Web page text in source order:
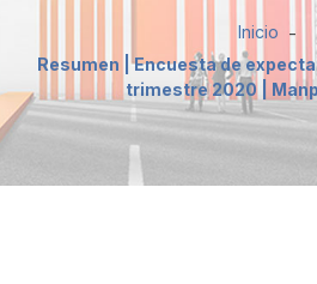
Inicio
Resumen | Encuesta de
trimestre 2020 |